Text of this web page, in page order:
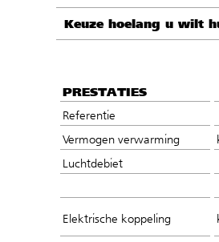
Keuze hoelang u wilt
PRESTATIES
Referentie
Vermogen verwarming
Luchtdebiet
Elektrische koppeling